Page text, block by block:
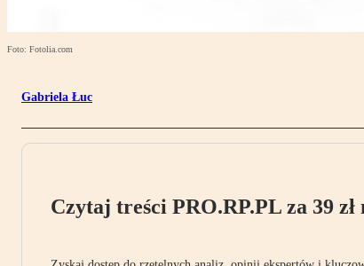
Foto: Fotolia.com
Gabriela Łuc
Czytaj treści PRO.RP.PL za 39 zł